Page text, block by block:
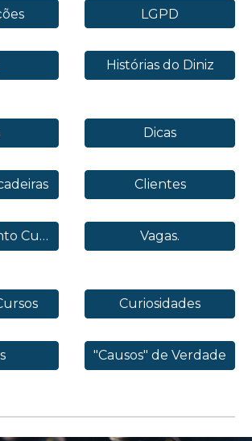
LGPD
Histórias do Diniz
Funcionamento Curso a Distância
Dicas
Clientes
Vagas.
Curiosidades
"Causos" de Verdade